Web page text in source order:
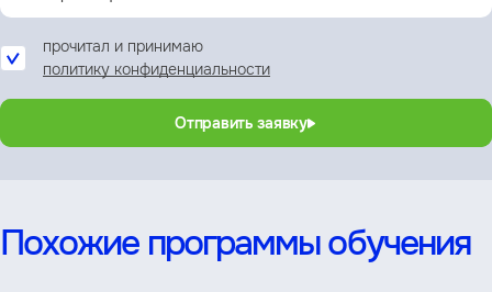
прочитал и принимаю
политику конфиденциальности
Отправить заявку
Похожие программы обучения